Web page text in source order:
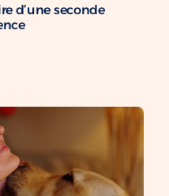
d’une seconde